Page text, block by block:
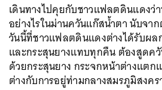
เดินทางไปคุยกับชาวแฟลตดินแดงว่
อย่างไรในม่านควันแก๊สน้ำตา นับจา
วันนี้ที่ชาวแฟลตดินแดงต่างได้รับผล
และกระสุนยางแทบทุกคืน ต้องสูดค
ด้วยกระสุนยาง กระจกหน้าต่างแตก
ต่างกับการอยู่ท่ามกลางสมรภูมิสงคร